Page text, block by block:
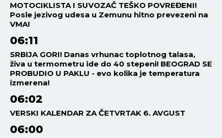
MOTOCIKLISTA I SUVOZAČ TEŠKO POVREĐENI!
Posle jezivog udesa u Zemunu hitno prevezeni na
VMA!
06:11
SRBIJA GORI! Danas vrhunac toplotnog talasa,
živa u termometru ide do 40 stepeni! BEOGRAD SE
PROBUDIO U PAKLU - evo kolika je temperatura
izmerena!
06:02
VERSKI KALENDAR ZA ČETVRTAK 6. AVGUST
06:00